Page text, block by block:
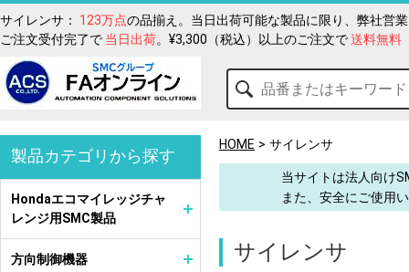
サイレンサ： 123万点の品揃え。当日出荷可能な製品に限り、弊社営
ご注文受付完了で 当日出荷。¥3,300（税込）以上のご注文で送料無料
HOME サイレンサ
当サイトは法人向け
また、安全にご使用
サイレンサ
製品カテゴリから探す
Hondaエコマイレッジチャ
レンジ用SMC製品
方向制御機器